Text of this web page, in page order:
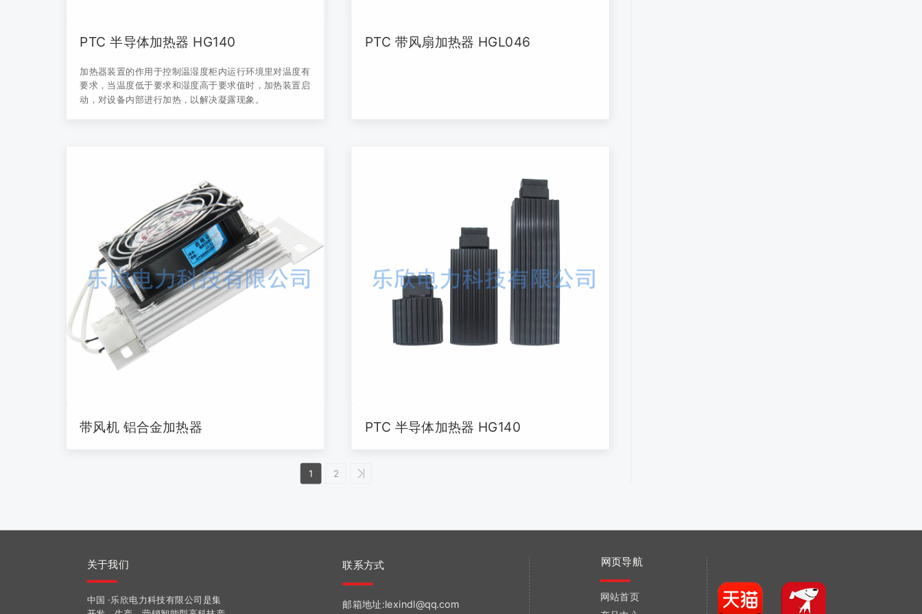
PTC 半导体加热器 HG140
加热器装置的作用于控制温湿度柜内运行环境里对温度有
要求，当温度低于要求和湿度高于要求值时，加热装置启
动，对设备内部进行加热，以解决凝露现象。
PTC 带风扇加热器 HGL046
带风机 铝合金加热器 PTC 半导体加热器 HG140
1 2
邮箱地址:lexindl@qq.com
联系方式 网页导航
网站首页
关于我们
中国 ·乐欣电力科技有限公司是集